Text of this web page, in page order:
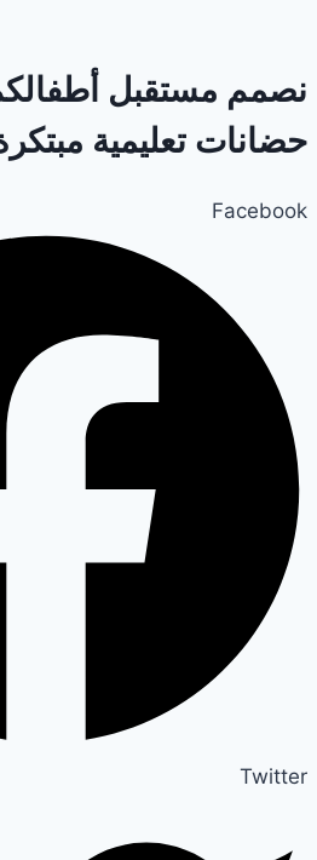
نصمم مستقبل
حضانات تعليمية
Facebook
Twitter